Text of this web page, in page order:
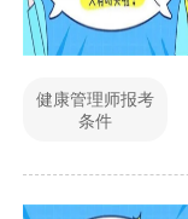
健康管理师报考
条件